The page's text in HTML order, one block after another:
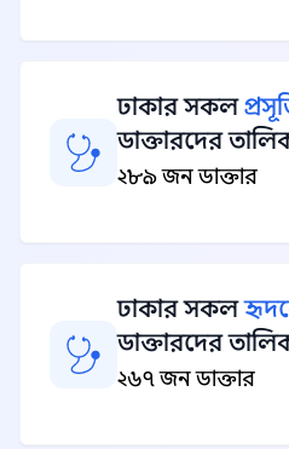
ঢাকার সকল
ডাক্তারদের
২৮৯ জন ডাক্তার
ঢাকার সকল
ডাক্তারদের
২৬৭ জন ডাক্তার